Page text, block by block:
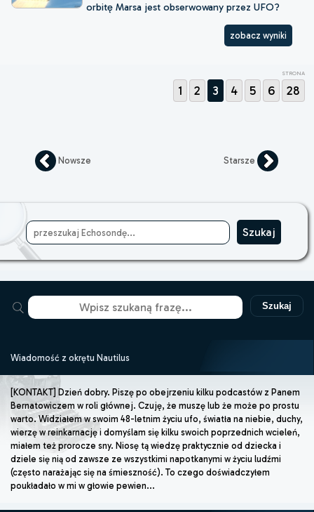
orbitę Marsa jest obserwowany przez UFO?
zobacz wyniki
STRONA
1 2 3 4 5 6 28
Nowsze Starsze
Szukaj
Wiadomość z okrętu Nautilus
[KONTAKT] Dzień dobry. Piszę po obejrzeniu kilku podcastów z Panem
Bernatowiczem w roli głównej. Czuję, że muszę lub że może po prostu
warto. Widziałem w swoim 48-letnim życiu ufo, światła na niebie, duchy,
wierzę w reinkarnację i domyślam się kilku swoich poprzednich wcieleń,
miałem też prorocze sny. Niosę tą wiedzę praktycznie od dziecka i
dziele się nią od zawsze ze wszystkimi napotkanymi w życiu ludźmi
(często narażając się na śmieszność). To czego doświadczyłem
poukładało w mi w głowie pewien...